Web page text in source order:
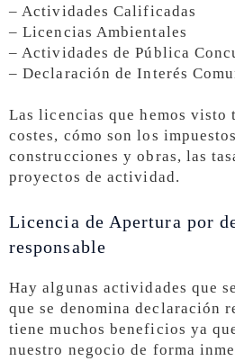
– Actividades Calificadas
– Licencias Ambientales
– Actividades de Pública
– Declaración de Interés
Las licencias que hemos visto
costes, cómo son los
construcciones y obras, las
proyectos de actividad.
Licencia de Apertura por
responsable
Hay algunas actividades que
que se denomina declaración
tiene muchos beneficios ya
nuestro negocio de forma